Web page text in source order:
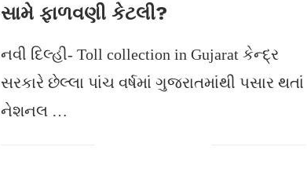
સામે ફાળવણી કેટલી?
નવી દિલ્હી- Toll collection in Gujarat કેન્દ્ર
સરકારે છેલ્લા પાંચ વર્ષમાં ગુજરાતમાંથી પસાર થતાં
નેશનલ …